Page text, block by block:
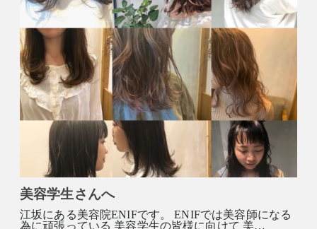
美容学生さんへ
江坂にある美容院ENIFです。 ENIFでは美容師になる
為に頑張っている 美容学生の皆様に向けて 美…